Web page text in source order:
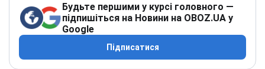
Будьте першими у курсі головного —
підпишіться на Новини на OBOZ.UA у
Google
Підписатися